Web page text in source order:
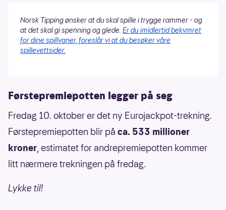
Norsk Tipping ønsker at du skal spille i trygge rammer - og
at det skal gi spenning og glede. Er du imidlertid bekymret
for dine spillvaner, foreslår vi at du besøker våre
spillevettsider.
Førstepremiepotten legger på seg
Fredag 10. oktober er det ny Eurojackpot-trekning.
Førstepremiepotten blir på ca. 533 millioner
kroner, estimatet for andrepremiepotten kommer
litt nærmere trekningen på fredag.
Lykke til!